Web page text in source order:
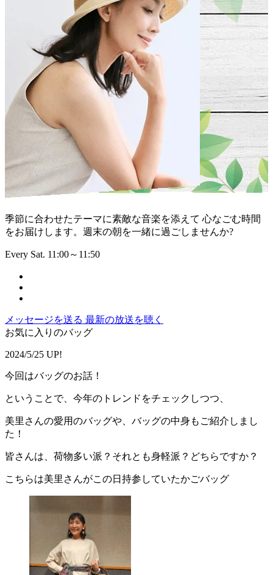
季節に合わせたテーマに素敵な音楽を添えて 心なごむ時間
をお届けします。週末の朝を一緒に過ごしませんか?
Every Sat. 11:00～11:50
メッセージを送る 最新の放送を聴く
お気に入りのバッグ
2024/5/25 UP!
今回はバッグのお話！
ということで、今年のトレンドをチェックしつつ、
美里さんの愛用のバッグや、バッグの中身もご紹介しまし
た！
皆さんは、荷物多い派？それとも身軽派？どちらですか？
こちらは美里さんがこの日持参していたかごバッグ